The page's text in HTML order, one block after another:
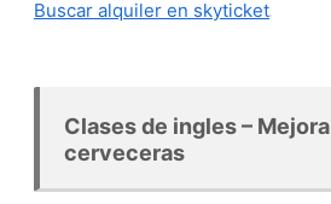
Buscar alquiler en skyticket
Clases de ingles –
cerveceras